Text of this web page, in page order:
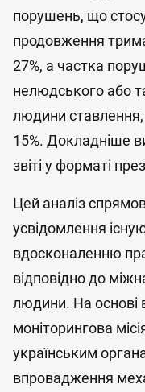
порушень, що
продовження
27%, а частка
нелюдського або
людини
15%. Докладніше
звіті у форматі
Цей аналіз
усвідомлення
вдосконаленню
відповідно до
людини. На основі
моніторингова
українським
впровадження